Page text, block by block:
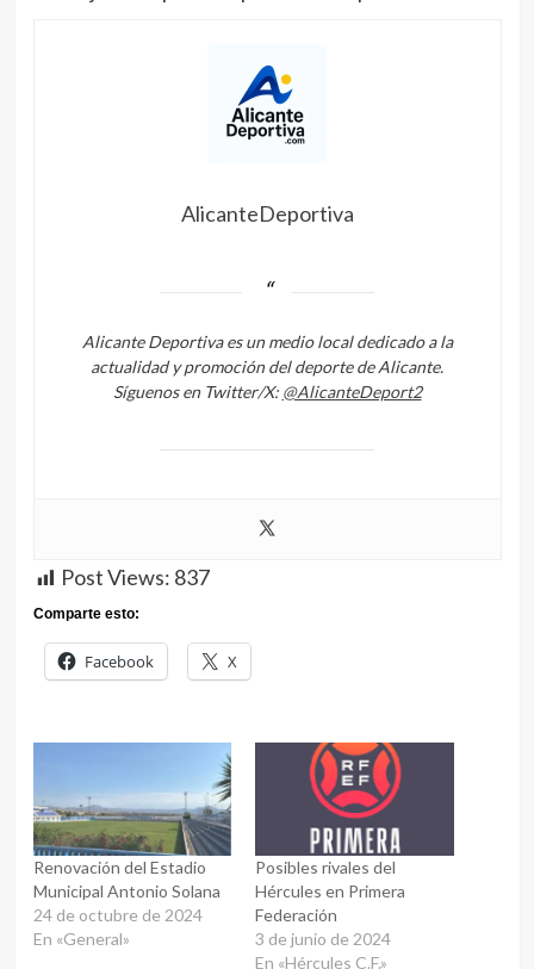
AlicanteDeportiva
Alicante Deportiva es un medio local dedicado a la
actualidad y promoción del deporte de Alicante.
Síguenos en Twitter/X: @AlicanteDeport2
Post Views: 837
Comparte esto:
Facebook X
Renovación del Estadio
Municipal Antonio Solana
24 de octubre de 2024
En «General»
Posibles rivales del
Hércules en Primera
Federación
3 de junio de 2024
En «Hércules C.F.»